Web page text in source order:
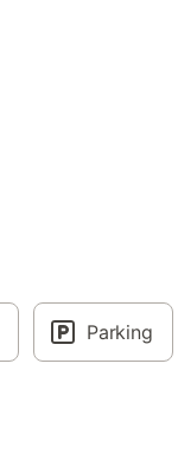
Parking